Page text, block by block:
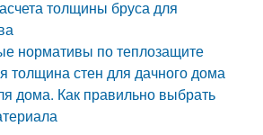
толщины бруса для
нормативы по теплозащите
толщина стен для дачного дома
дома. Как правильно выбрать